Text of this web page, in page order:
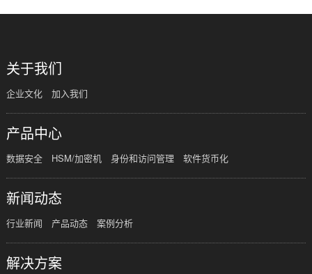
关于我们
企业文化 加入我们
产品中心
数据安全 HSM/加密机 身份和访问管理 软件货币化
新闻动态
行业新闻 产品动态 案例分析
解决方案